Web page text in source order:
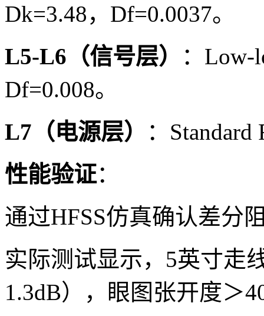
Dk=3.48，Df=0.0037。
L5-L6（信号层）
：Low-
Df=0.008。
L7（电源层）
：
性能验证：
通过HFSS仿真确认差分
实际测试显示，5英寸走
1.3dB），眼图张开度＞